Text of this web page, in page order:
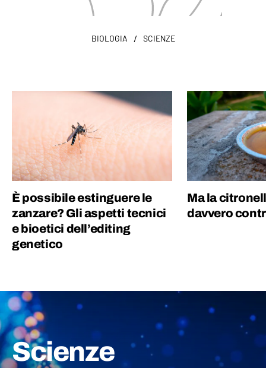
BIOLOGIA / SCIENZE
È possibile estinguere le
zanzare? Gli aspetti tecnici
e bioetici dell’editing
genetico
Ma la
davvero
Scienze